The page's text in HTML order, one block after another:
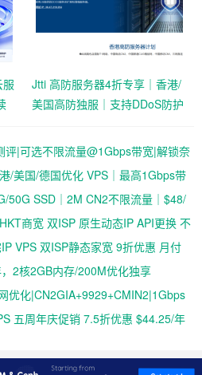
Jtti 高防服务器4折专享｜香港/
美国高防独服｜支持DDoS防护
|可选不限流量@1Gbps带宽|解锁奈
/美国/德国优化 VPS｜最高1Gbps带
50G SSD｜2M CN2不限流量｜$48/
商宽 双ISP 原生动态IP API更换 不
VPS 双ISP静态家宽 9折优惠 月付
2核2GB内存/200M优化独享
优化|CN2GIA+9929+CMIN2|1Gbps
五周年庆促销 7.5折优惠 $44.25/年